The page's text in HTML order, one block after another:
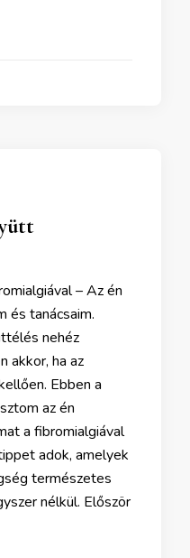
– Az én
és tanácsaim.
nehéz
akkor, ha az
Ebben a
az én
a fibromialgiával
adok, amelyek
természetes
nélkül. Először